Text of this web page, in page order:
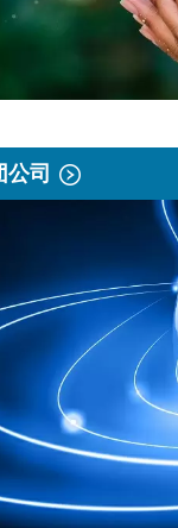
公司